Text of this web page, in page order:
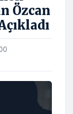
Özcan